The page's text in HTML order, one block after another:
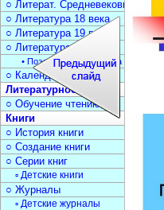
○ Литерат. Средневековья
○ Литература 18 века
○ Литература 19 века
○ Литература 20 века
• Поэзия Серебрян. века
○ Календарь дат
Литературное чтение
○ Обучение чтению
Книги
○ История книги
○ Создание книги
○ Серии книг
▫ Детские книги
○ Журналы
▫ Детские журналы